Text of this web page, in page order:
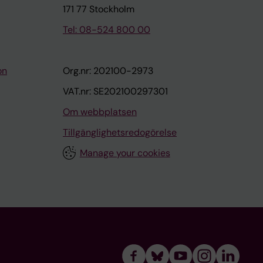
171 77 Stockholm
Tel: 08-524 800 00
Org.nr: 202100-2973
VAT.nr: SE202100297301
Om webbplatsen
Tillgänglighetsredogörelse
Manage your cookies